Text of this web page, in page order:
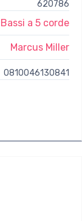
620786
Bassi a 5 corde
Marcus Miller
0810046130841